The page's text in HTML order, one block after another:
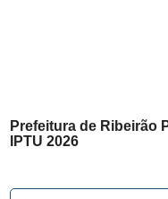
Prefeitura de Ribeirão
IPTU 2026